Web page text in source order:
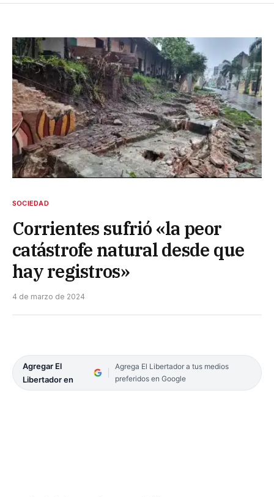
SOCIEDAD
Corrientes sufrió «la peor
catástrofe natural desde que
hay registros»
4 de marzo de 2024
Agregar El
Libertador en
Agrega El Libertador a tus medios
preferidos en Google